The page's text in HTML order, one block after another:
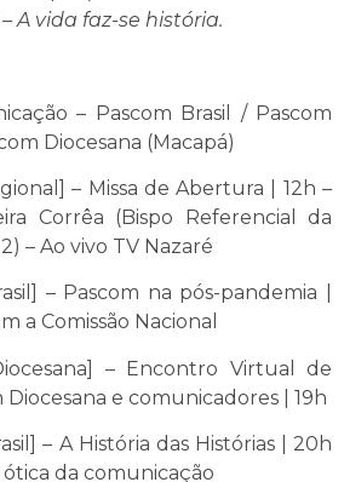
A vida faz-se história.
– Pascom Brasil / Pascom
Diocesana (Macapá)
– Missa de Abertura | 12h –
Corrêa (Bispo Referencial da
– Ao vivo TV Nazaré
– Pascom na pós-pandemia |
a Comissão Nacional
– Encontro Virtual de
e comunicadores | 19h
– A História das Histórias | 20h
da comunicação